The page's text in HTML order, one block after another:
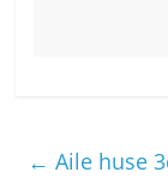
← Aile huse